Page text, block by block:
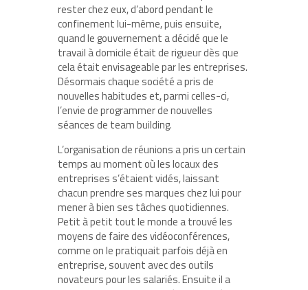
rester chez eux, d’abord pendant le
confinement lui-même, puis ensuite,
quand le gouvernement a décidé que le
travail à domicile était de rigueur dès que
cela était envisageable par les entreprises.
Désormais chaque société a pris de
nouvelles habitudes et, parmi celles-ci,
l’envie de programmer de nouvelles
séances de team building.
L’organisation de réunions a pris un certain
temps au moment où les locaux des
entreprises s’étaient vidés, laissant
chacun prendre ses marques chez lui pour
mener à bien ses tâches quotidiennes.
Petit à petit tout le monde a trouvé les
moyens de faire des vidéoconférences,
comme on le pratiquait parfois déjà en
entreprise, souvent avec des outils
novateurs pour les salariés. Ensuite il a